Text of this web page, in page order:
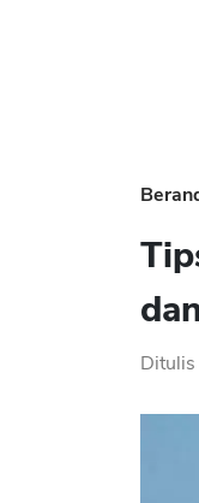
Ditulis